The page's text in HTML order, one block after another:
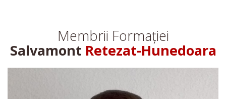
Membrii Formației
Salvamont Retezat-Hunedoara